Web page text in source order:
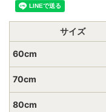
サイズ
60cm
70cm
80cm